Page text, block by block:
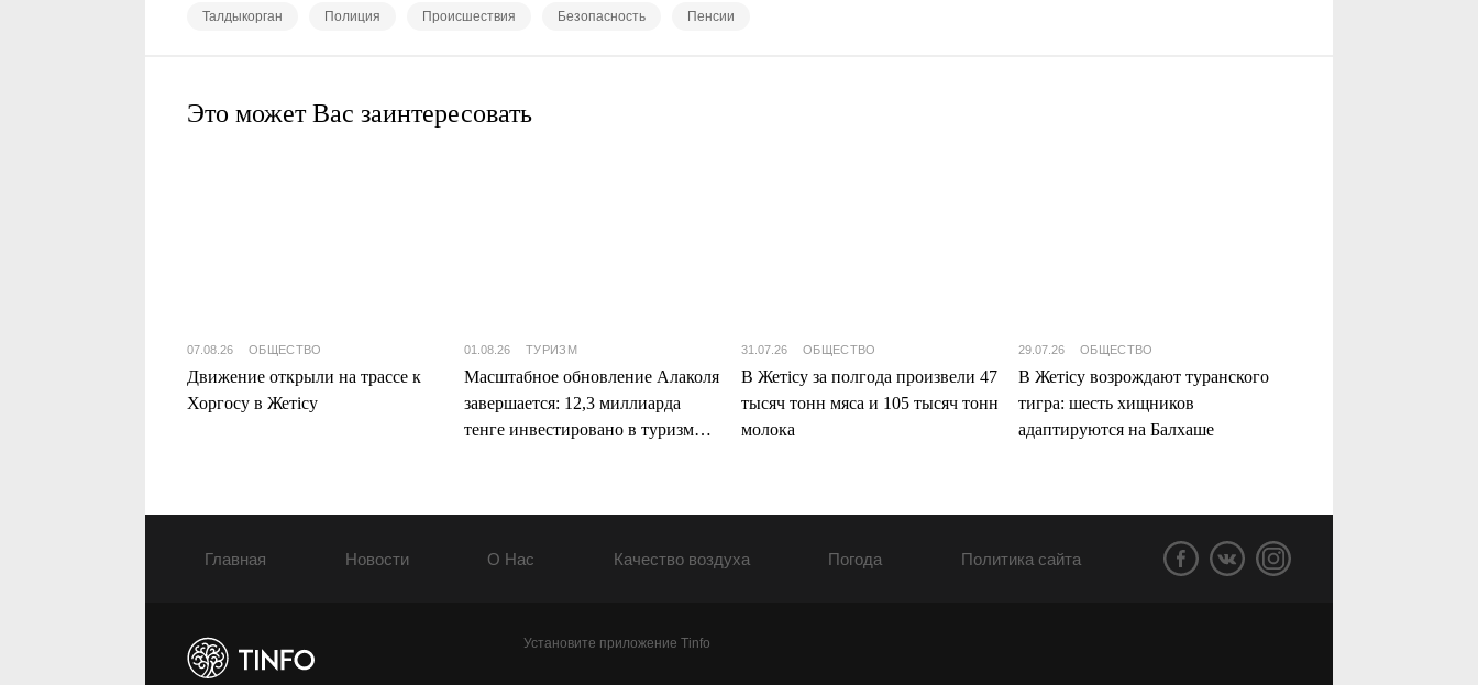
Талдыкорган Полиция Происшествия Безопасность Пенсии
Это может Вас заинтересовать
07.08.26 ОБЩЕСТВО
Движение открыли на трассе к
Хоргосу в Жетісу
01.08.26 ТУРИЗМ
Масштабное обновление Алаколя
завершается: 12,3 миллиарда
тенге инвестировано в туризм
31.07.26 ОБЩЕСТВО
В Жетісу за полгода произвели 47
тысяч тонн мяса и 105 тысяч тонн
молока
29.07.26 ОБЩЕСТВО
В Жетісу возрождают туранского
тигра: шесть хищников
адаптируются на Балхаше
Главная Новости О Нас Качество воздуха Погода Политика сайта
Установите приложение Tinfo